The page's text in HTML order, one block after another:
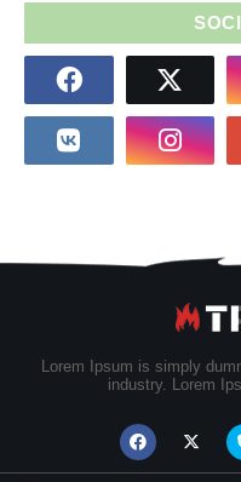
Lorem Ipsum is simply
industry. Lorem